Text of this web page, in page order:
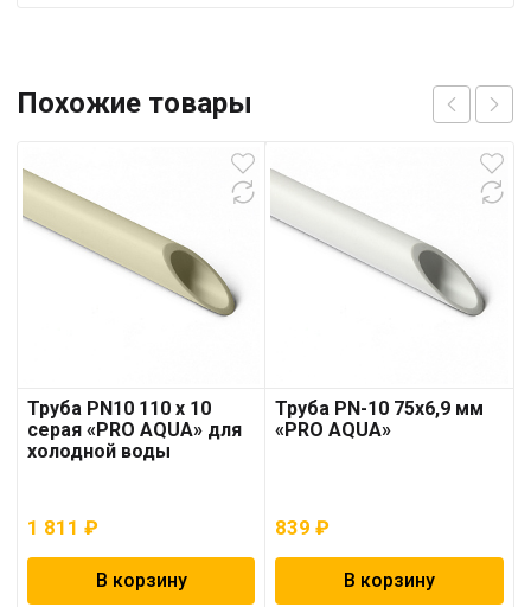
Похожие товары
Труба PN10 110 x 10
серая «PRO AQUA» для
холодной воды
1 811 ₽
В корзину
Труба PN-10 75х6,9 мм
«PRO AQUA»
839₽
В корзину